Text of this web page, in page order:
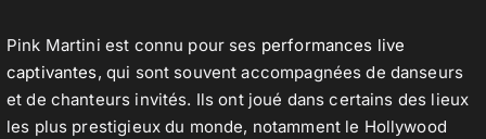
Pink Martini est connu pour ses performances live
captivantes, qui sont souvent accompagnées de danseurs
et de chanteurs invités. Ils ont joué dans certains des lieux
les plus prestigieux du monde, notamment le Hollywood